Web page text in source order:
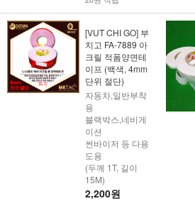
[VUT CHI GO] 부
치고 FA-7889 아
크릴 적폼양면테
이프 (백색, 4mm
단위 절단)
자동차,일반부착
용
블랙박스,네비게
이션
썬바이저 등 다용
도용
(두께 1T, 길이
15M)
2,200원